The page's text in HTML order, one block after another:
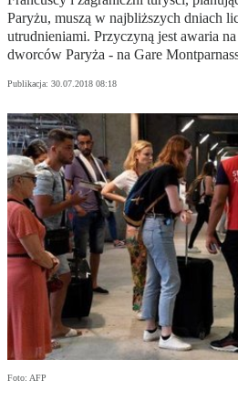
Paryżu, muszą w najbliższych dniach
utrudnieniami. Przyczyną jest awaria
dworców Paryża - na Gare
Publikacja: 30.07.2018 08:18
Foto: AFP